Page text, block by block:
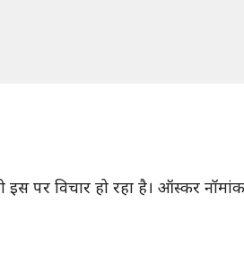
इस पर विचार हो रहा है। ऑस्कर